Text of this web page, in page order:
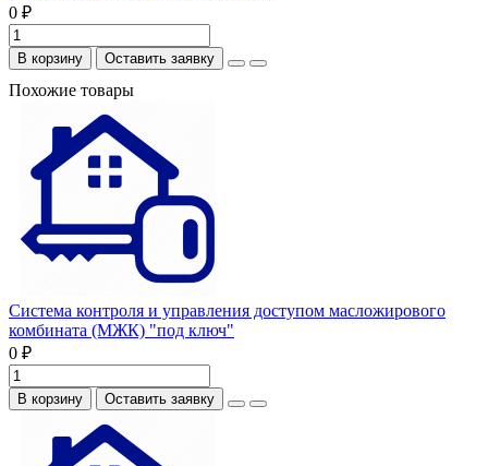
0 ₽
В корзину Оставить заявку
Похожие товары
Система контроля и управления доступом масложирового
комбината (МЖК) "под ключ"
0 ₽
В корзину Оставить заявку